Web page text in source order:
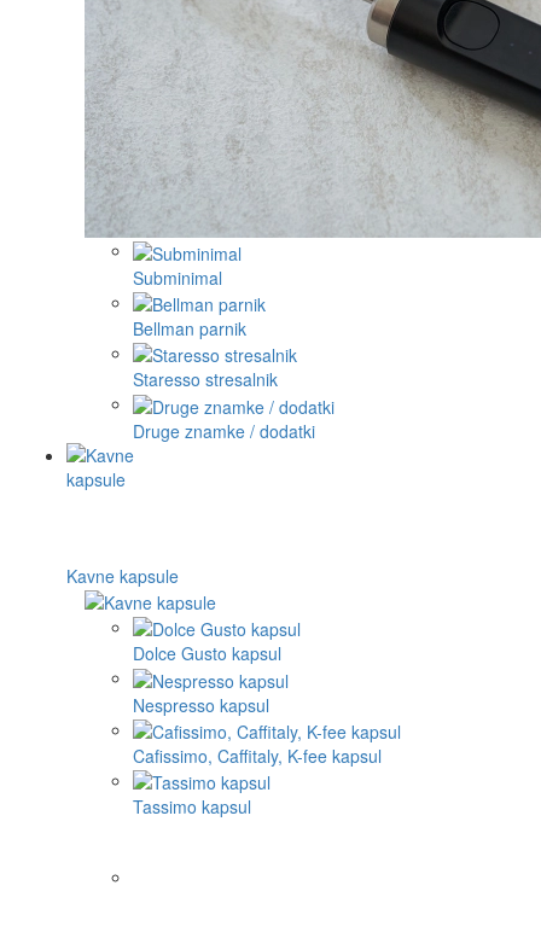
Subminimal
Bellman parnik
Staresso stresalnik
Druge znamke / dodatki
Kavne kapsule
Dolce Gusto kapsul
Nespresso kapsul
Cafissimo, Caffitaly, K-fee kapsul
Tassimo kapsul